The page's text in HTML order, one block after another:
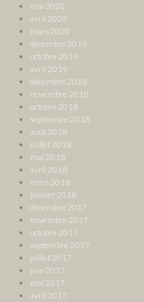
mai 2020
avril 2020
mars 2020
décembre 2019
octobre 2019
avril 2019
décembre 2018
novembre 2018
octobre 2018
septembre 2018
août 2018
juillet 2018
mai 2018
avril 2018
mars 2018
janvier 2018
décembre 2017
novembre 2017
octobre 2017
septembre 2017
juillet 2017
juin 2017
mai 2017
avril 2017